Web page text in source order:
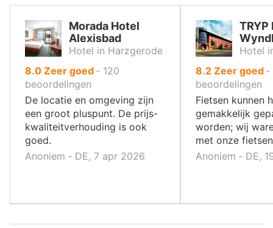
Morada Hotel
Alexisbad
Hotel in Harzgerode
8.0uit
10
,
Zeer goed ‐ 120
beoordelingen
De locatie en omgeving zijn
een groot pluspunt. De prijs-
kwaliteitverhouding is ook
goed.
Anoniem ‐ DE, 7 apr 2026
TRYP
Hotel
8.2 uit
10
,
Zeer goed ‐
beoordelingen
Fietsen kunnen
gemakkelijk
worden; wij
met onze
Anoniem ‐ DE,